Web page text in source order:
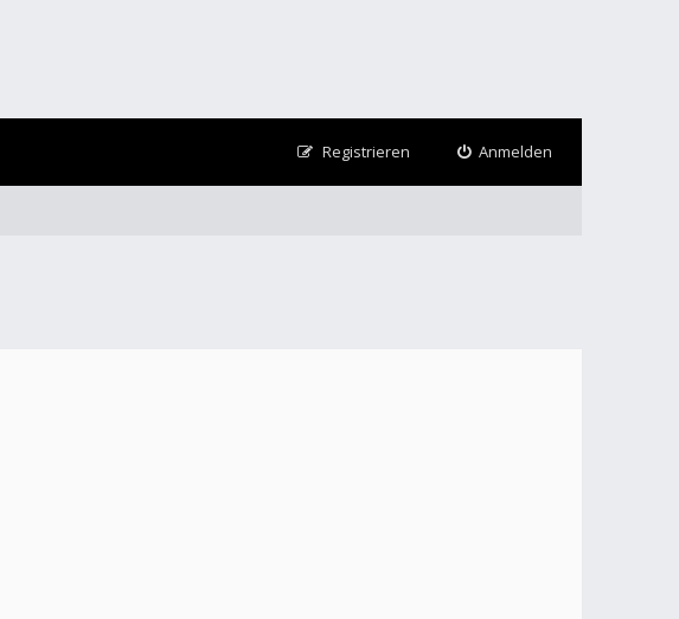
Anmelden
Registrieren